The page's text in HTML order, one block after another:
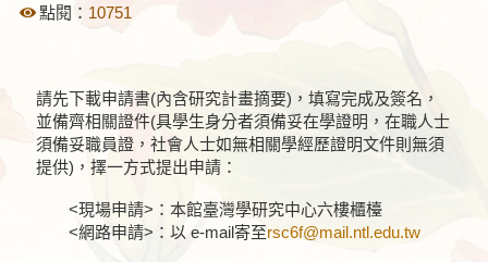
點閱： 10751
請先下載申請書(內含研究計畫摘要)，填寫完成及簽名，
並備齊相關證件(具學生身分者須備妥在學證明，在職人士
須備妥職員證，社會人士如無相關學經歷證明文件則無須
提供)，擇一方式提出申請：
<現場申請>：本館臺灣學研究中心六樓櫃檯
<網路申請>：以 e-mail寄至rsc6f@mail.ntl.edu.tw